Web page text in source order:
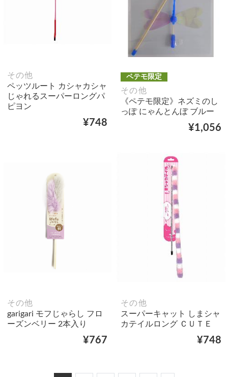
その他
ペッツルート カシャカシャ
じゃれるスーパーロングパ
ピヨン
¥748
ペテモ限定
その他
《ペテモ限定》ネズミのし
っぽ にゃんとんぼ ブルー
¥1,056
その他
garigari モフじゃらし フロ
ーズンベリー 2本入り
¥767
その他
スーパーキャット しまシャ
カテイルロング ＣＵＴＥ
¥748